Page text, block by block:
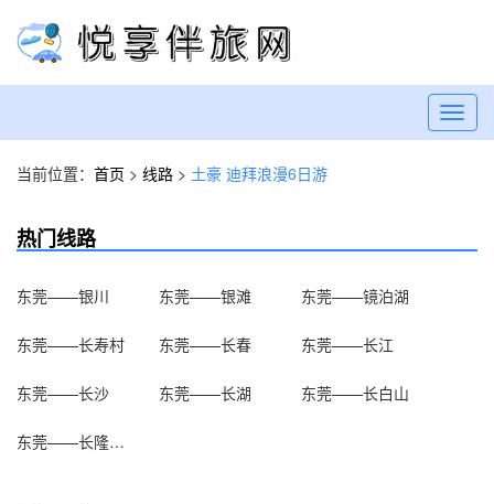
当前位置： 首页 > 线路 > 土豪 迪拜浪漫6日游
热门线路
东莞——银川 东莞——银滩 东莞——镜泊湖
东莞——长寿村 东莞——长春 东莞——长江
东莞——长沙 东莞——长湖 东莞——长白山
东莞——长隆欢乐世界